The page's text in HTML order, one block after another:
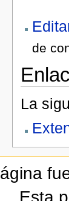
de
La
Esta